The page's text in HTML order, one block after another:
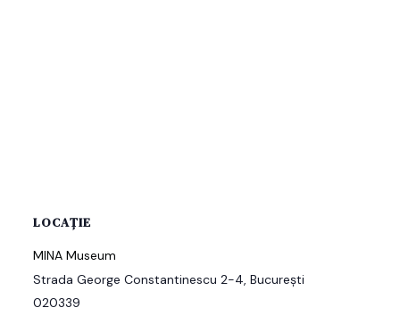
LOCAȚIE
MINA Museum
Strada George Constantinescu 2-4, București
020339